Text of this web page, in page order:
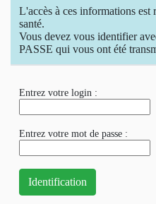
L'accès à ces informations est
santé.
Vous devez vous identifier
PASSE qui vous ont été
Entrez votre login :
Entrez votre mot de passe :